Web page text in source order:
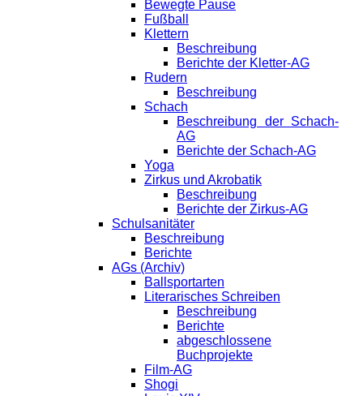
Bewegte Pause
Fußball
Klettern
Beschreibung
Berichte der Kletter-AG
Rudern
Beschreibung
Schach
Beschreibung der Schach-
AG
Berichte der Schach-AG
Yoga
Zirkus und Akrobatik
Beschreibung
Berichte der Zirkus-AG
Schulsanitäter
Beschreibung
Berichte
AGs (Archiv)
Ballsportarten
Literarisches Schreiben
Beschreibung
Berichte
abgeschlossene
Buchprojekte
Film-AG
Shogi